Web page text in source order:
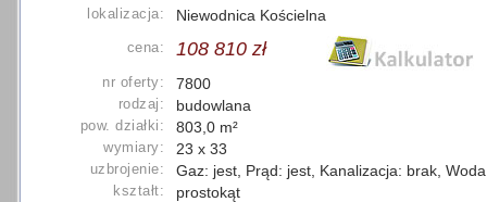
lokalizacja: Niewodnica Kościelna
cena: 108 810 zł
nr oferty: 7800
rodzaj: budowlana
pow. działki: 803,0 m²
wymiary: 23 x 33
uzbrojenie: Gaz: jest, Prąd: jest, Kanalizacja: brak,
kształt: prostokąt